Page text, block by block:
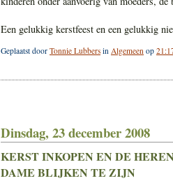
Een gelukkig kerstfeest en een gelukkig
Geplaatst door Tonnie Lubbers in Algemeen op
Dinsdag, 23 december 2008
KERST INKOPEN EN DE
DAME BLIJKEN TE ZIJN